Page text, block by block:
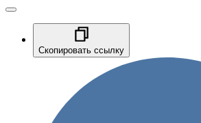
Скопировать ссылку